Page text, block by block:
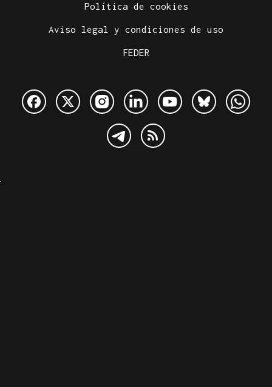
Política de cookies
Aviso legal y condiciones de uso
FEDER